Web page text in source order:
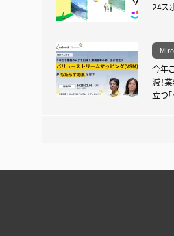
24ス
Miro
今年
減！
立つ